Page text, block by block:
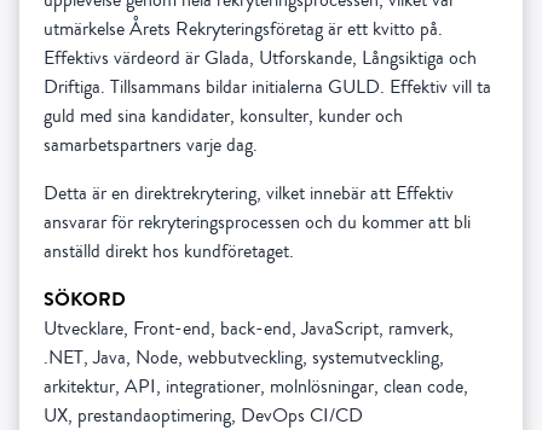
utmärkelse Årets Rekryteringsföretag är ett kvitto på.
Effektivs värdeord är Glada, Utforskande, Långsiktiga och
Driftiga. Tillsammans bildar initialerna GULD. Effektiv vill ta
guld med sina kandidater, konsulter, kunder och
samarbetspartners varje dag.
Detta är en direktrekrytering, vilket innebär att Effektiv
ansvarar för rekryteringsprocessen och du kommer att bli
anställd direkt hos kundföretaget.
SÖKORD
Utvecklare, Front-end, back-end, JavaScript, ramverk,
.NET, Java, Node, webbutveckling, systemutveckling,
arkitektur, API, integrationer, molnlösningar, clean code,
UX, prestandaoptimering, DevOps CI/CD